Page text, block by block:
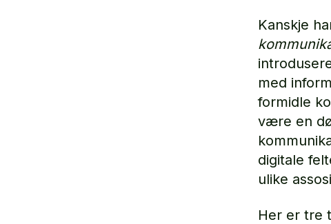
Kanskje
med
formidle
være en
digitale
ulike
Her er tre